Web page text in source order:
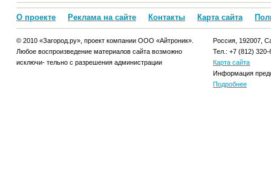
О проекте Реклама на сайте Контакты Карта сайта
© 2010 «Загород.ру», проект компании ООО «Айтроник».
Любое воспроизведение материалов сайта возможно
исключи- тельно с разрешения администрации
Россия, 192007,
Тел.: +7 (812) 320-
Карта сайта
Информация
Подробнее